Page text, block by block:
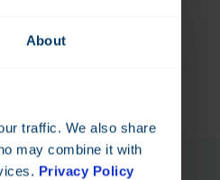
About
traffic. We also share
may combine it with
Privacy Policy